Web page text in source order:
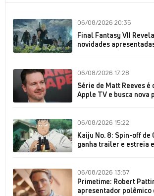
06/08/2026 20:35
Final Fantasy VII
novidades
06/08/2026 17:28
Série de Matt Reeves
Apple TV e busca nova
06/08/2026 15:22
Kaiju No. 8: Spin-off de
ganha trailer e estreia
06/08/2026 13:57
Primetime: Robert
apresentador polêmico